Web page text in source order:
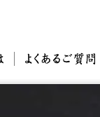
藤原刃物とは